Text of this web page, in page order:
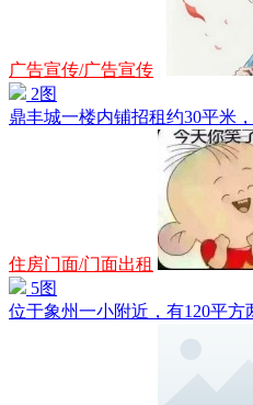
广告宣传/广告宣传
2图
鼎丰城一楼内铺招租约30平米
住房门面/门面出租
5图
位于象州一小附近，有120平